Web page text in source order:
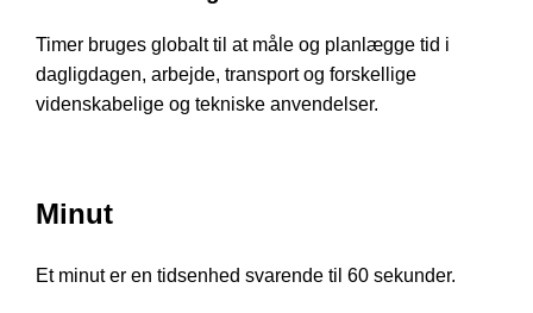
Timer bruges globalt til at måle og planlægge tid i
dagligdagen, arbejde, transport og forskellige
videnskabelige og tekniske anvendelser.
Minut
Et minut er en tidsenhed svarende til 60 sekunder.